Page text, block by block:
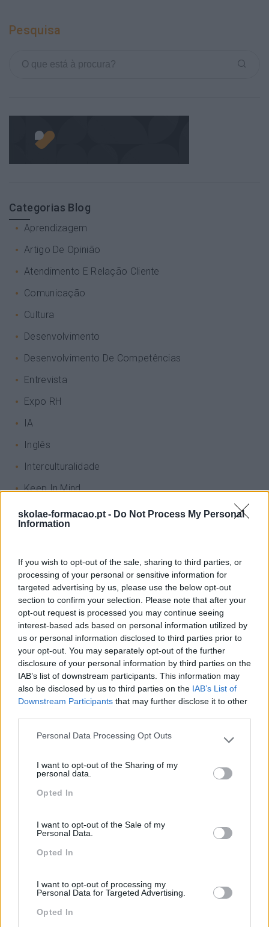
skolae-formacao.pt - Do Not Process My Personal
Information
If you wish to opt-out of the sale, sharing to third parties, or
processing of your personal or sensitive information for
targeted advertising by us, please use the below opt-out
section to confirm your selection. Please note that after your
opt-out request is processed you may continue seeing
interest-based ads based on personal information utilized by
us or personal information disclosed to third parties prior to
your opt-out. You may separately opt-out of the further
disclosure of your personal information by third parties on the
IAB’s list of downstream participants. This information may
also be disclosed by us to third parties on the IAB’s List of
Downstream Participants that may further disclose it to other
Please note that this website/app uses one or more Google
not limited to your visit or usage behaviour. You may click to
grant or deny consent to Google and its third-party tags to
use your data for below specified purposes in below Google
Personal Data Processing Opt Outs
I want to opt-out of the Sharing of my
personal data.
Opted In
I want to opt-out of the Sale of my
Personal Data.
Opted In
I want to opt-out of processing my
Personal Data for Targeted Advertising.
Opted In
Pesquisa
Categorias Blog
Aprendizagem
Artigo De Opinião
Atendimento E Relação Cliente
Comunicação
Cultura
Desenvolvimento
Desenvolvimento De Competências
Entrevista
Expo RH
IA
Inglês
Interculturalidade
Keep In Mind
Liderança
Pessoas
PORTO RH MEETING
Recursos Humanos
Sem Categoria
Sustentabilidade
Team Building
Tecnologias De Informação
Recentes
Feedback fora do
Como usar a escuta
ativa para reter talento,